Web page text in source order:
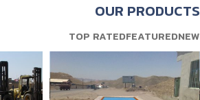
OUR PRODUCTS
NEW
FEATURED
TOP RATED